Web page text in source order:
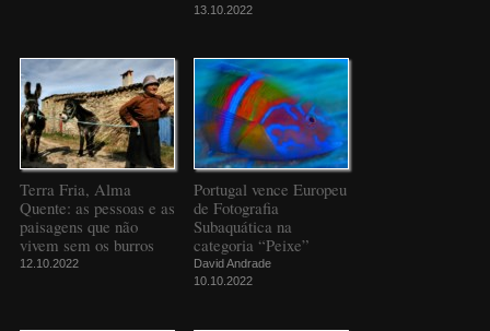
13.10.2022
Terra Fria, Alma
Quente: as pessoas e as
paisagens que não
vivem sem os burros
12.10.2022
Portugal vence Europeu
de Fotografia
Subaquática na
categoria “Peixe”
David Andrade
10.10.2022